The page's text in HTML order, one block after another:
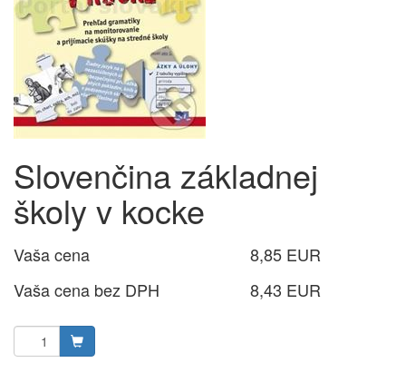
Slovenčina základnej
školy v kocke
Vaša cena
8,85 EUR
Vaša cena bez DPH
8,43 EUR